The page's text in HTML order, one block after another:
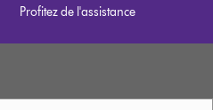
Profitez de l'assistance